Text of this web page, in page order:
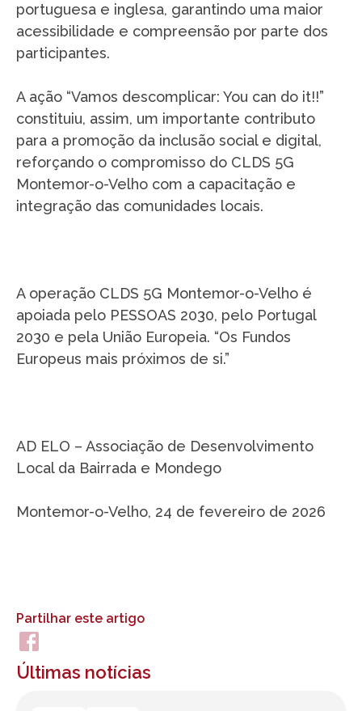
portuguesa e inglesa, garantindo uma maior
acessibilidade e compreensão por parte dos
participantes.
A ação “Vamos descomplicar: You can do it!!”
constituiu, assim, um importante contributo
para a promoção da inclusão social e digital,
reforçando o compromisso do CLDS 5G
Montemor-o-Velho com a capacitação e
integração das comunidades locais.
A operação CLDS 5G Montemor-o-Velho é
apoiada pelo PESSOAS 2030, pelo Portugal
2030 e pela União Europeia. “Os Fundos
Europeus mais próximos de si.”
AD ELO – Associação de Desenvolvimento
Local da Bairrada e Mondego
Montemor-o-Velho, 24 de fevereiro de 2026
Partilhar este artigo
Últimas notícias